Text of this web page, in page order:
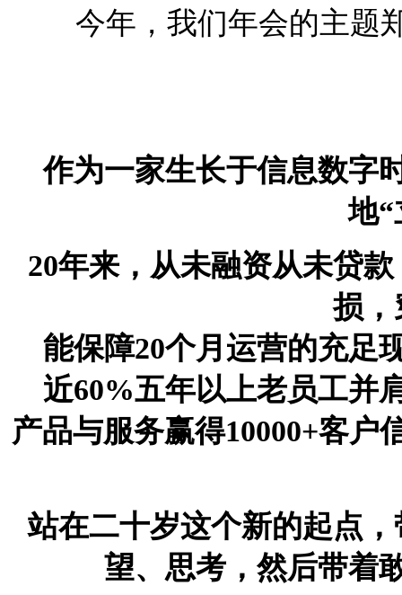
今年，我们年会的主题
作为一家生长于信息数字
地“
20年来，从未融资从未贷
损，
能保障20个月运营的充足
近60%五年以上老员工并
产品与服务赢得10000+客户
站在二十岁这个新的起点
望、思考，然后带着